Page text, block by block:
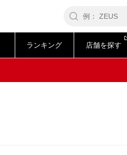
ランキング 店舗を探す